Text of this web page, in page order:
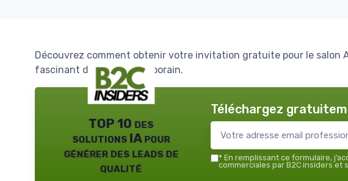
Découvrez comment obtenir votre invitation gratuite pour le salon
fascinant de l'art contemporain.
TOP 10 des
solutions IA pour
générer des leads de
qualité
Téléchargez
* En remplissant ce formulaire,
commerciales par B2C insiders et